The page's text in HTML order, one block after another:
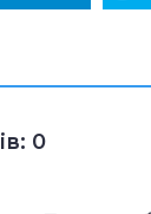
0